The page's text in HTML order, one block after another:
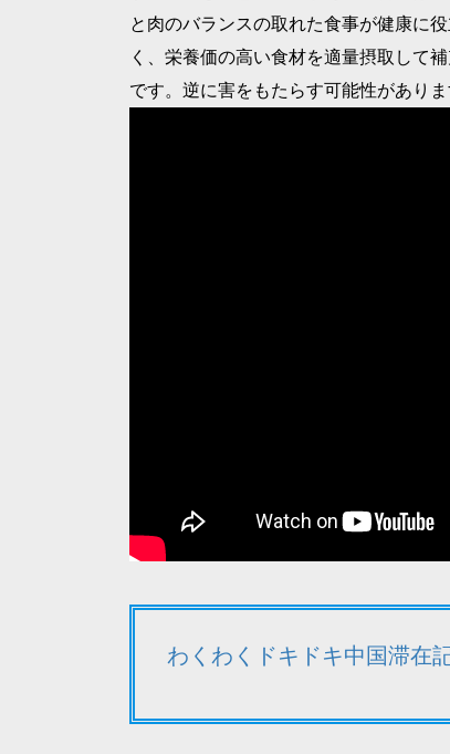
と肉のバランスの取れた食事が健康に
く、栄養価の高い食材を適量摂取して
です。逆に害をもたらす可能性がありま
わくわくドキドキ中国滞在